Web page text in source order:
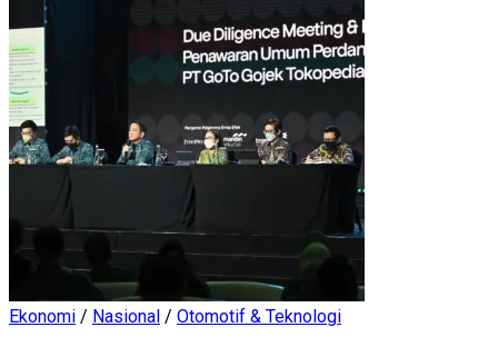
Ekonomi / Nasional / Otomotif & Teknologi